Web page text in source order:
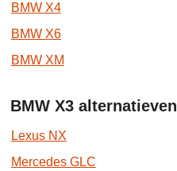
BMW X4
BMW X6
BMW XM
BMW X3 alternatieven
Lexus NX
Mercedes GLC